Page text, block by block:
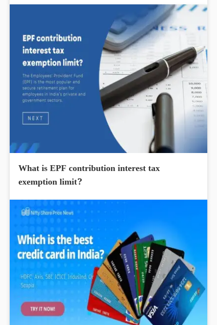
What is EPF contribution interest tax
exemption limit?